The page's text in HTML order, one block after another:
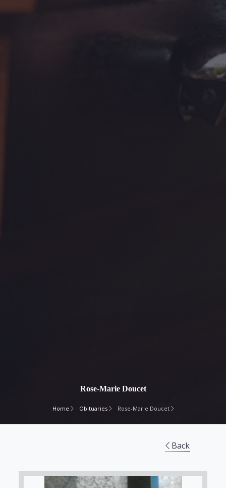
Rose-Marie Doucet
Home Obituaries Rose-Marie Doucet
Back